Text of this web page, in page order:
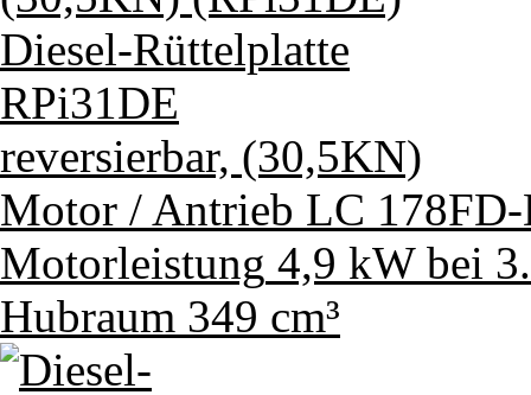
Diesel-Rüttelplatte
RPi31DE
reversierbar, (30,5KN)
Motor / Antrieb LC
Motorleistung 4,9 kW bei
Hubraum 349 cm³